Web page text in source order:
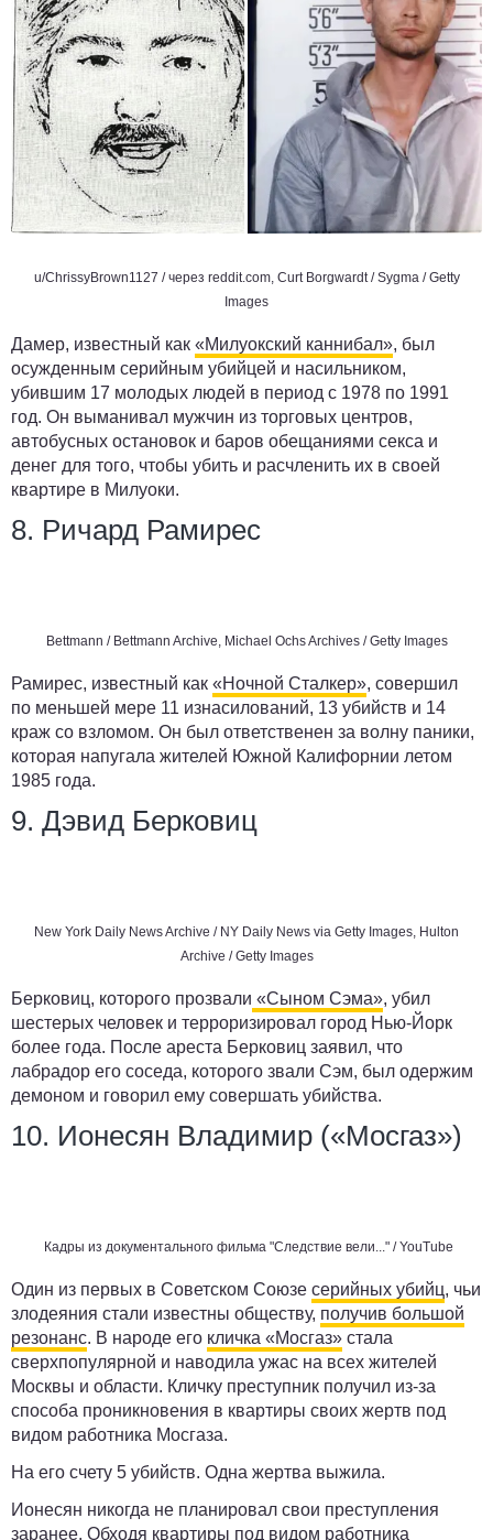
u/ChrissyBrown1127 / через reddit.com, Curt Borgwardt / Sygma / Getty
Images
Дамер, известный как «Милуокский каннибал», был
осужденным серийным убийцей и насильником,
убившим 17 молодых людей в период с 1978 по 1991
год. Он выманивал мужчин из торговых центров,
автобусных остановок и баров обещаниями секса и
денег для того, чтобы убить и расчленить их в своей
квартире в Милуоки.
8. Ричард Рамирес
Bettmann / Bettmann Archive, Michael Ochs Archives / Getty Images
Рамирес, известный как «Ночной Сталкер», совершил
по меньшей мере 11 изнасилований, 13 убийств и 14
краж со взломом. Он был ответственен за волну паники,
которая напугала жителей Южной Калифорнии летом
1985 года.
9. Дэвид Берковиц
New York Daily News Archive / NY Daily News via Getty Images, Hulton
Archive / Getty Images
Берковиц, которого прозвали «Сыном Сэма», убил
шестерых человек и терроризировал город Нью-Йорк
более года. После ареста Берковиц заявил, что
лабрадор его соседа, которого звали Сэм, был одержим
демоном и говорил ему совершать убийства.
10. Ионесян Владимир («Мосгаз»)
Кадры из документального фильма "Следствие вели..." /YouTube
Один из первых в Советском Союзе серийных убийц, чьи
злодеяния стали известны обществу, получив большой
резонанс. В народе его кличка «Мосгаз» стала
сверхпопулярной и наводила ужас на всех жителей
Москвы и области. Кличку преступник получил из-за
способа проникновения в квартиры своих жертв под
видом работника Мосгаза.
На его счету 5 убийств. Одна жертва выжила.
Ионесян никогда не планировал свои преступления
заранее. Обходя квартиры под видом работника